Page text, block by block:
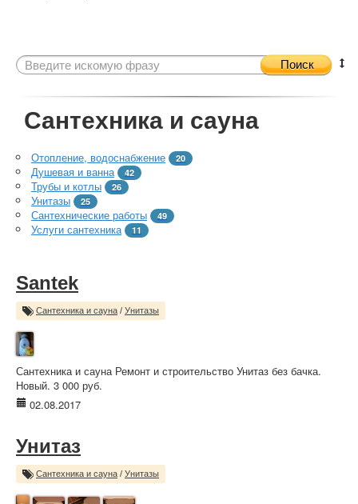
Поиск
Сантехника и сауна
Отопление, водоснабжение 20
Душевая и ванна 42
Трубы и котлы 26
Унитазы 25
Сантехнические работы 49
Услуги сантехника 11
Santek
Сантехника и сауна / Унитазы
Сантехника и сауна Ремонт и строительство Унитаз без бачка.
Новый. 3 000 руб.
02.08.2017
Унитаз
Сантехника и сауна / Унитазы